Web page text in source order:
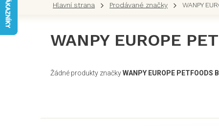
Prodávané značky WANPY
WANPY EUROPE
Žádné produkty značkyWANPY EUROPE PETFOODS